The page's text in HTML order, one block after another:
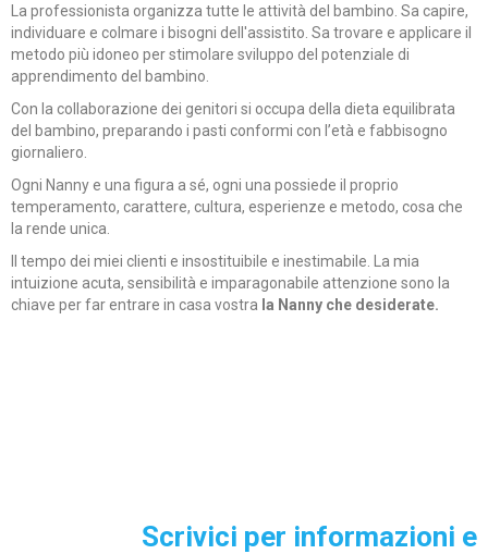
La professionista organizza tutte le attività del bambino. Sa capire,
individuare e colmare i bisogni dell'assistito. Sa trovare e applicare il
metodo più idoneo per stimolare sviluppo del potenziale di
apprendimento del bambino.
Con la collaborazione dei genitori si occupa della dieta equilibrata
del bambino, preparando i pasti conformi con l’età e fabbisogno
giornaliero.
Ogni Nanny e una figura a sé, ogni una possiede il proprio
temperamento, carattere, cultura, esperienze e metodo, cosa che
la rende unica.
Il tempo dei miei clienti e insostituibile e inestimabile. La mia
intuizione acuta, sensibilità e imparagonabile attenzione sono la
chiave per far entrare in casa vostra la Nanny che desiderate.
Scrivici per informazioni e